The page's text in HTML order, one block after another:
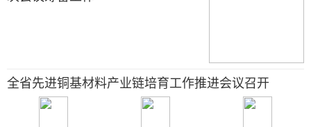
全省先进铜基材料产业链培育工作推进会议召开